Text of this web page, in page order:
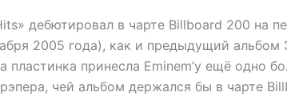
дебютировал в чарте Billboard 200 на
2005 года), как и предыдущий альбом
пластинка принесла Eminem’у ещё одно
чей альбом держался бы в чарте